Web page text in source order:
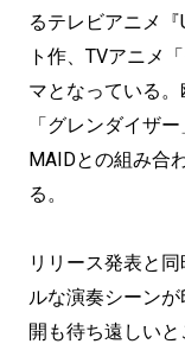
るテレビアニメ
ト作、TVアニメ
マとなっている
「グレンダイザ
MAIDとの組み合
る。
リリース発表と
ルな演奏シーン
開も待ち遠しい